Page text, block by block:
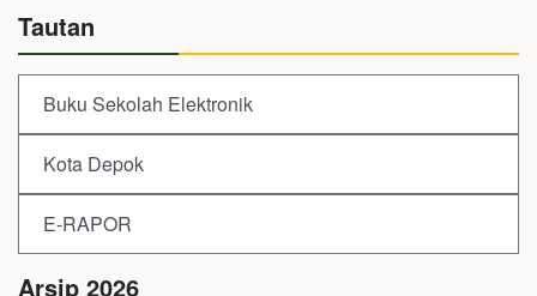
Tautan
Buku Sekolah Elektronik
Kota Depok
E-RAPOR
Arsip 2026